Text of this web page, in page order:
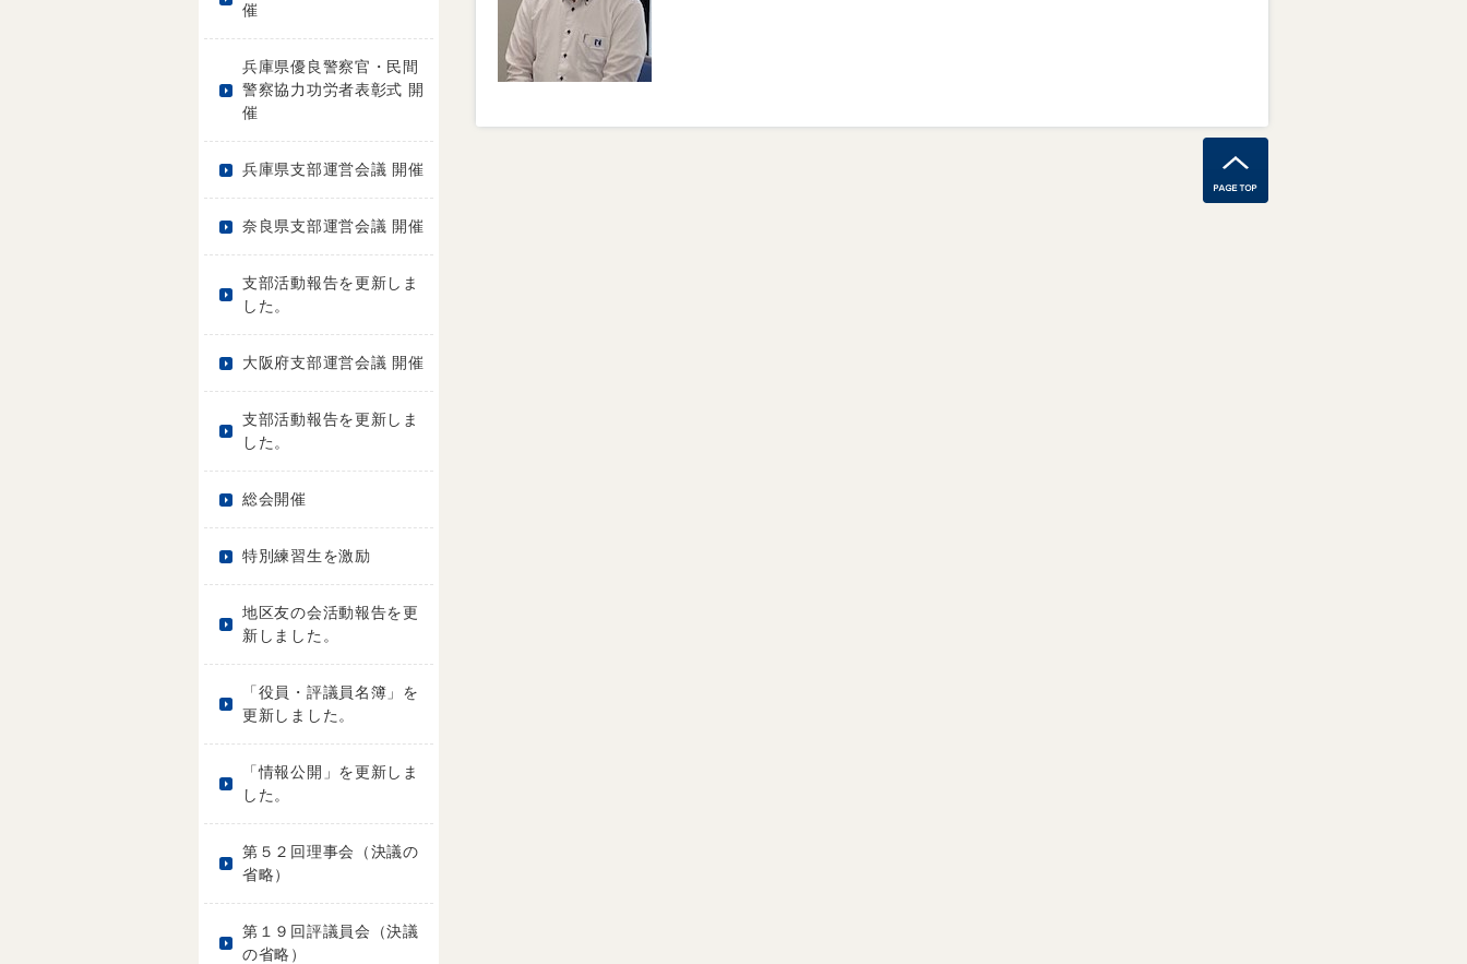
催
兵庫県優良警察官・民間
警察協力功労者表彰式 開
催
兵庫県支部運営会議 開催
奈良県支部運営会議 開催
支部活動報告を更新しま
した。
大阪府支部運営会議 開催
支部活動報告を更新しま
した。
総会開催
特別練習生を激励
地区友の会活動報告を更
新しました。
「役員・評議員名簿」を
更新しました。
「情報公開」を更新しま
した。
第５２回理事会（決議の
省略）
第１９回評議員会（決議
の省略）